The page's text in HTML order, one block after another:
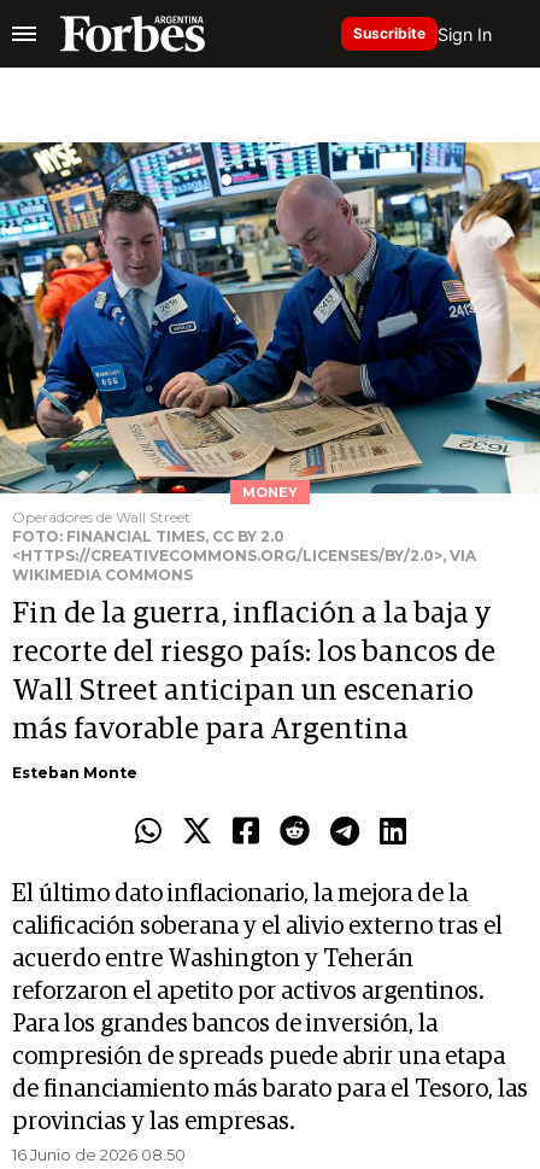
Suscribite Sign In
MONEY
Operadores de Wall Street
FOTO: FINANCIAL TIMES, CC BY 2.0
<HTTPS://CREATIVECOMMONS.ORG/LICENSES/BY/2.0>, VIA
WIKIMEDIA COMMONS
Fin de la guerra, inflación a la baja y
recorte del riesgo país: los bancos de
Wall Street anticipan un escenario
más favorable para Argentina
Esteban Monte
El último dato inflacionario, la mejora de la
calificación soberana y el alivio externo tras el
acuerdo entre Washington y Teherán
reforzaron el apetito por activos argentinos.
Para los grandes bancos de inversión, la
compresión de spreads puede abrir una etapa
de financiamiento más barato para el Tesoro, las
provincias y las empresas.
16 Junio de 2026 08.50